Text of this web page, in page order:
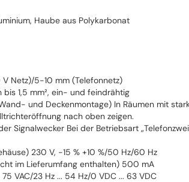
Haube aus Polykarbonat
Netz)/5-10 mm (Telefonnetz)
1,5 mm², ein- und feindrähtig
und Deckenmontage) In Räumen mit
nach oben zeigen.
Signalwecker Bei der Betriebsart
230 V, -15 % +10 %/50 Hz/60 Hz
im Lieferumfang enthalten) 500 mA
VAC/23 Hz ... 54 Hz/0 VDC ... 63 VDC